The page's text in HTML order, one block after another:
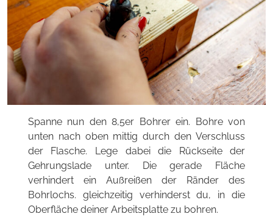
Spanne nun den 8,5er Bohrer ein. Bohre von
unten nach oben mittig durch den Verschluss
der Flasche. Lege dabei die Rückseite der
Gehrungslade unter. Die gerade Fläche
verhindert ein Außreißen der Ränder des
Bohrlochs. gleichzeitig verhinderst du, in die
Oberfläche deiner Arbeitsplatte zu bohren.